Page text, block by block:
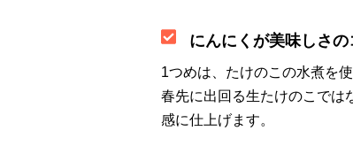
にんにくが美味しさの
1つめは、たけのこの水煮を使
春先に出回る生たけのこでは
感に仕上げます。